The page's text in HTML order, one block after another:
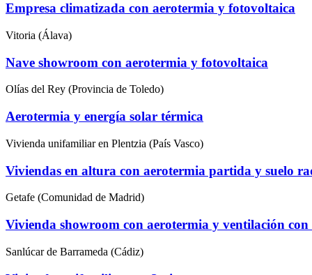
Empresa climatizada con aerotermia y fotovoltaica
Vitoria (Álava)
Nave showroom con aerotermia y fotovoltaica
Olías del Rey (Provincia de Toledo)
Aerotermia y energía solar térmica
Vivienda unifamiliar en Plentzia (País Vasco)
Viviendas en altura con aerotermia partida y suelo
Getafe (Comunidad de Madrid)
Vivienda showroom con aerotermia y ventilación
Sanlúcar de Barrameda (Cádiz)